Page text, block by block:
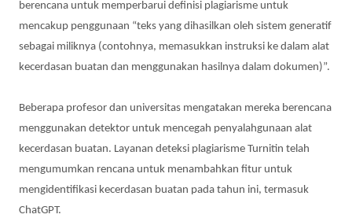
berencana untuk memperbarui definisi plagiarisme untuk
mencakup penggunaan “teks yang dihasilkan oleh sistem generatif
sebagai miliknya (contohnya, memasukkan instruksi ke dalam alat
kecerdasan buatan dan menggunakan hasilnya dalam dokumen)”.
Beberapa profesor dan universitas mengatakan mereka berencana
menggunakan detektor untuk mencegah penyalahgunaan alat
kecerdasan buatan. Layanan deteksi plagiarisme Turnitin telah
mengumumkan rencana untuk menambahkan fitur untuk
mengidentifikasi kecerdasan buatan pada tahun ini, termasuk
ChatGPT.